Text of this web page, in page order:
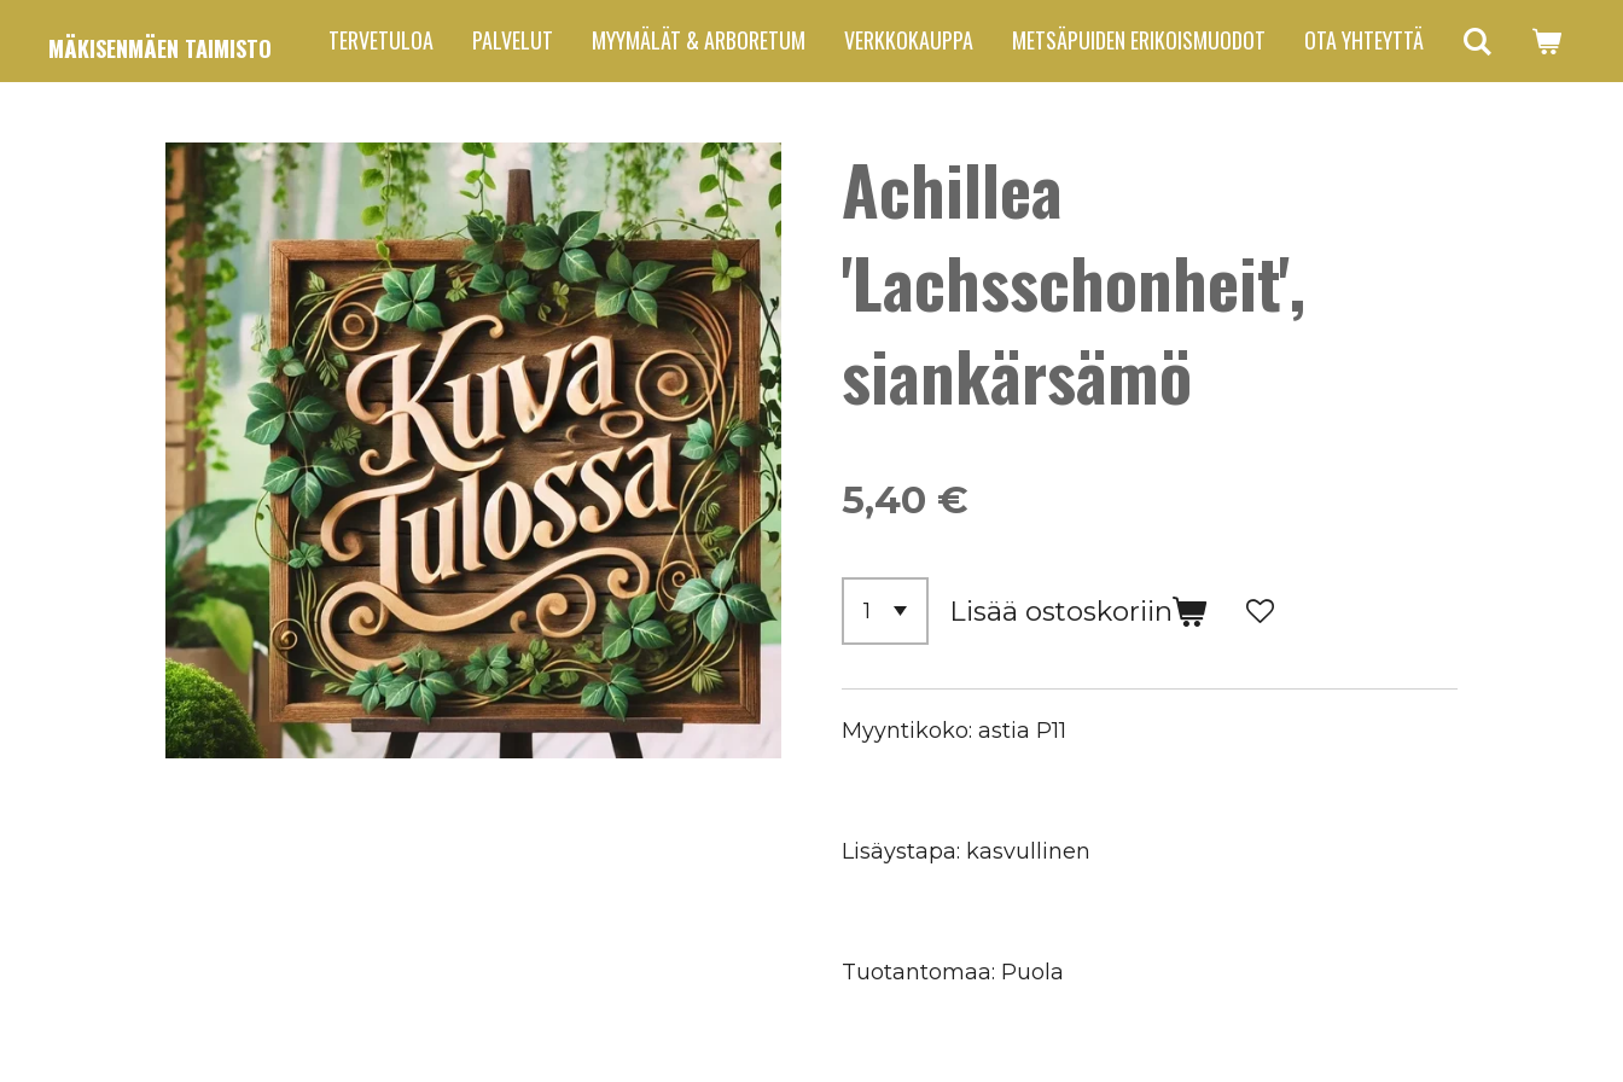
MÄKISENMÄEN TAIMISTO TERVETULOA PALVELUT MYYMÄLÄT & ARBORETUM VERKKOKAUPPA METSÄPUIDEN ERIKOISMUODOT OTA YHTEYTTÄ
Achillea
'Lachsschonheit',
siankärsämö
5,40 €
Lisää ostoskoriin
Myyntikoko: astia P11
Lisäystapa: kasvullinen
Tuotantomaa: Puola